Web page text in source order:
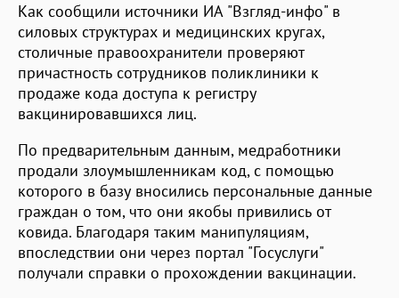
Как сообщили источники ИА "Взгляд-инфо" в
силовых структурах и медицинских кругах,
столичные правоохранители проверяют
причастность сотрудников поликлиники к
продаже кода доступа к регистру
вакцинировавшихся лиц.
По предварительным данным, медработники
продали злоумышленникам код, с помощью
которого в базу вносились персональные данные
граждан о том, что они якобы привились от
ковида. Благодаря таким манипуляциям,
впоследствии они через портал "Госуслуги"
получали справки о прохождении вакцинации.